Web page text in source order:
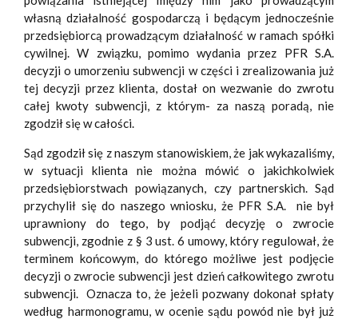
własną działalność gospodarczą i będącym jednocześnie
przedsiębiorcą prowadzącym działalność w ramach spółki
cywilnej. W związku, pomimo wydania przez PFR S.A.
decyzji o umorzeniu subwencji w części i zrealizowania już
tej decyzji przez klienta, dostał on wezwanie do zwrotu
całej kwoty subwencji, z którym- za naszą poradą, nie
zgodził się w całości.
Sąd zgodził się z naszym stanowiskiem, że jak wykazaliśmy,
w sytuacji klienta nie można mówić o jakichkolwiek
przedsiębiorstwach powiązanych, czy partnerskich. Sąd
przychylił się do naszego wniosku, że PFR S.A. nie był
uprawniony do tego, by podjąć decyzję o zwrocie
subwencji, zgodnie z § 3 ust. 6 umowy, który regulował, że
terminem końcowym, do którego możliwe jest podjęcie
decyzji o zwrocie subwencji jest dzień całkowitego zwrotu
subwencji. Oznacza to, że jeżeli pozwany dokonał spłaty
według harmonogramu, w ocenie sądu powód nie był już